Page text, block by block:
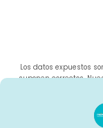
Los datos expuestos
suponen correctos.
sujeta a errores,